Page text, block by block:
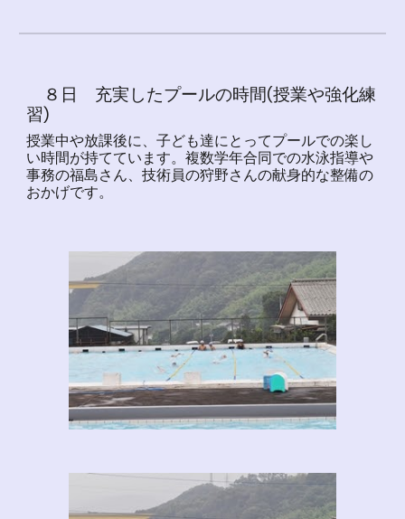
８日 充実したプールの時間(授業や強化練
習)
授業中や放課後に、子ども達にとってプールでの楽し
い時間が持てています。複数学年合同での水泳指導や
事務の福島さん、技術員の狩野さんの献身的な整備の
おかげです。